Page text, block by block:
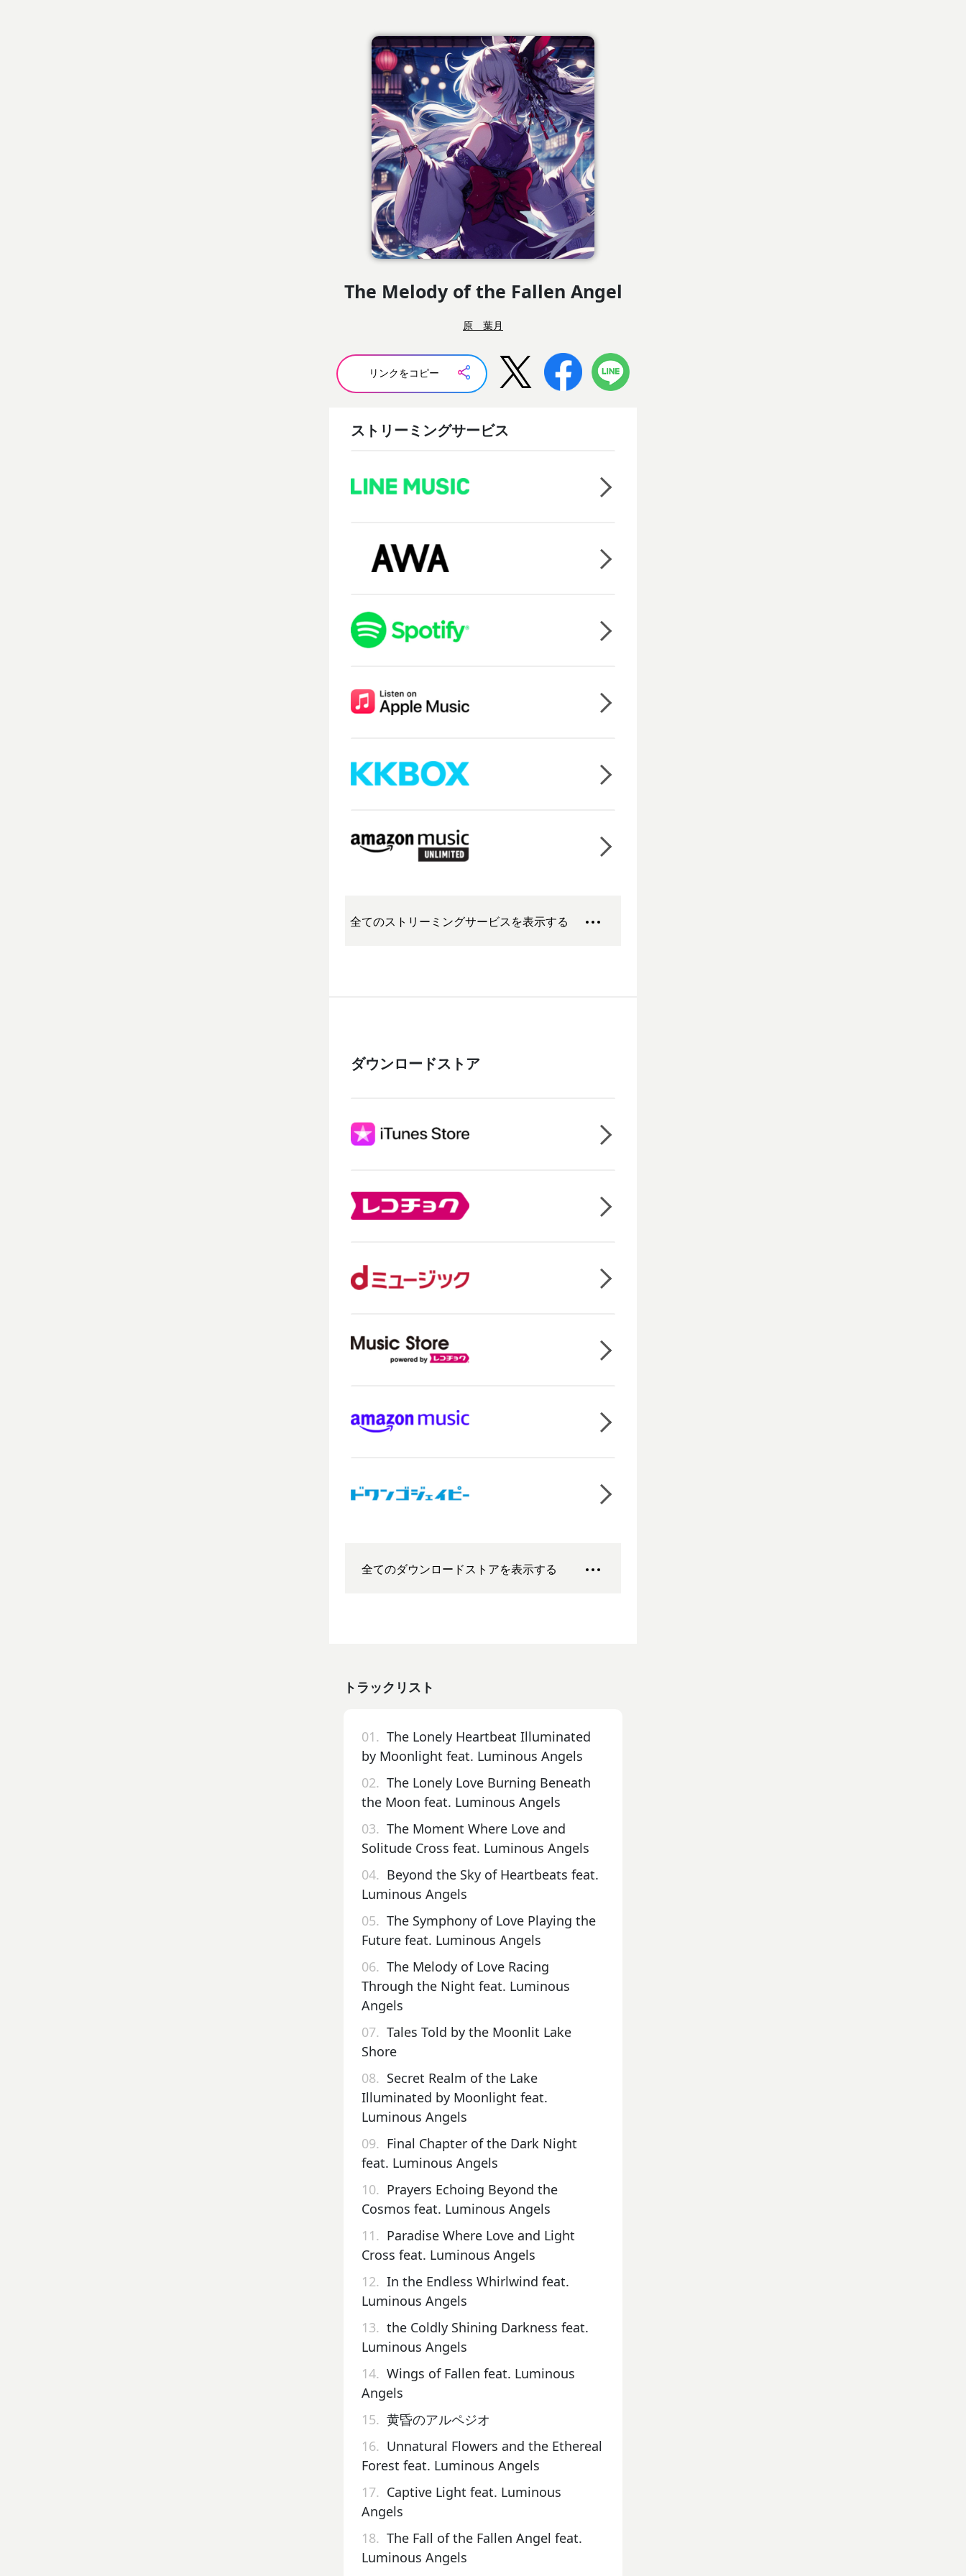
The Melody of the Fallen Angel
原 葉月
リンクをコピー
ストリーミングサービス
全てのストリーミングサービスを表示する
ダウンロードストア
全てのダウンロードストアを表示する
トラックリスト
01. The Lonely Heartbeat Illuminated
by Moonlight feat. Luminous Angels
02. The Lonely Love Burning Beneath
the Moon feat. Luminous Angels
03. The Moment Where Love and
Solitude Cross feat. Luminous Angels
04. Beyond the Sky of Heartbeats feat.
Luminous Angels
05. The Symphony of Love Playing the
Future feat. Luminous Angels
06. The Melody of Love Racing
Through the Night feat. Luminous
Angels
07. Tales Told by the Moonlit Lake
Shore
08. Secret Realm of the Lake
Illuminated by Moonlight feat.
Luminous Angels
09. Final Chapter of the Dark Night
feat. Luminous Angels
10. Prayers Echoing Beyond the
Cosmos feat. Luminous Angels
11. Paradise Where Love and Light
Cross feat. Luminous Angels
12. In the Endless Whirlwind feat.
Luminous Angels
13. the Coldly Shining Darkness feat.
Luminous Angels
14. Wings of Fallen feat. Luminous
Angels
15. 黄昏のアルペジオ
16. Unnatural Flowers and the Ethereal
Forest feat. Luminous Angels
17. Captive Light feat. Luminous
Angels
18. The Fall of the Fallen Angel feat.
Luminous Angels